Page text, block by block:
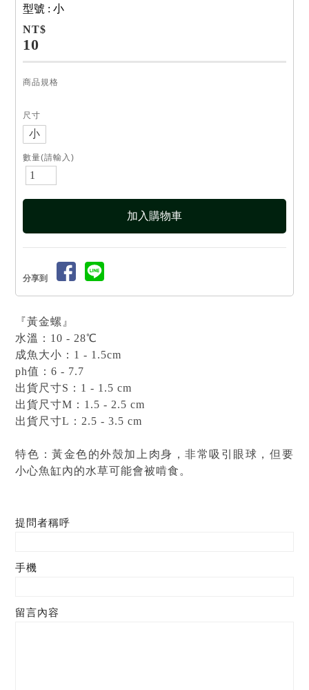
型號 : 小
NT$
10
商品規格
尺寸
小
數量(請輸入)
分享到
『黃金螺』
水溫：10 - 28℃
成魚大小：1 - 1.5cm
ph值：6 - 7.7
出貨尺寸S：1 - 1.5 cm
出貨尺寸M：1.5 - 2.5 cm
出貨尺寸L：2.5 - 3.5 cm
特色：黃金色的外殼加上肉身，非常吸引眼球，但要
小心魚缸內的水草可能會被啃食。
提問者稱呼
手機
留言內容